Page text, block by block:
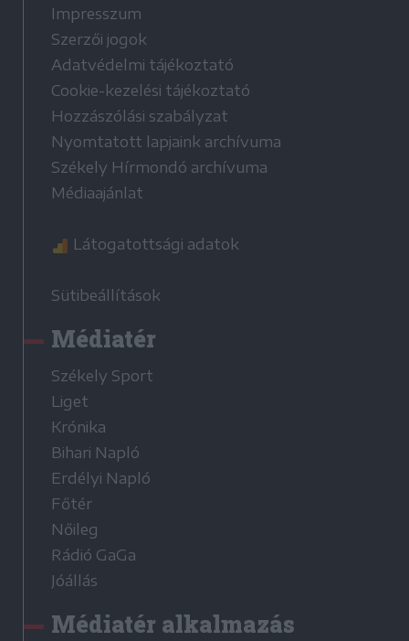
Impresszum
Szerzői jogok
Adatvédelmi tájékoztató
Cookie-kezelési tájékoztató
Hozzászólási szabályzat
Nyomtatott lapjaink archívuma
Székely Hírmondó archívuma
Médiaajánlat
Látogatottsági adatok
Sütibeállítások
Médiatér
Székely Sport
Liget
Krónika
Bihari Napló
Erdélyi Napló
Főtér
Nőileg
Rádió GaGa
Jóállás
Médiatér alkalmazás